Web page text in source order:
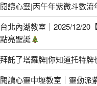
閱讀心靈|丙午年紫微斗數流
台北內湖教室｜2025/12/20
點亮聖誕
拜託了塔羅牌|你知道托特牌
閱讀心靈中壢教室｜靈動派